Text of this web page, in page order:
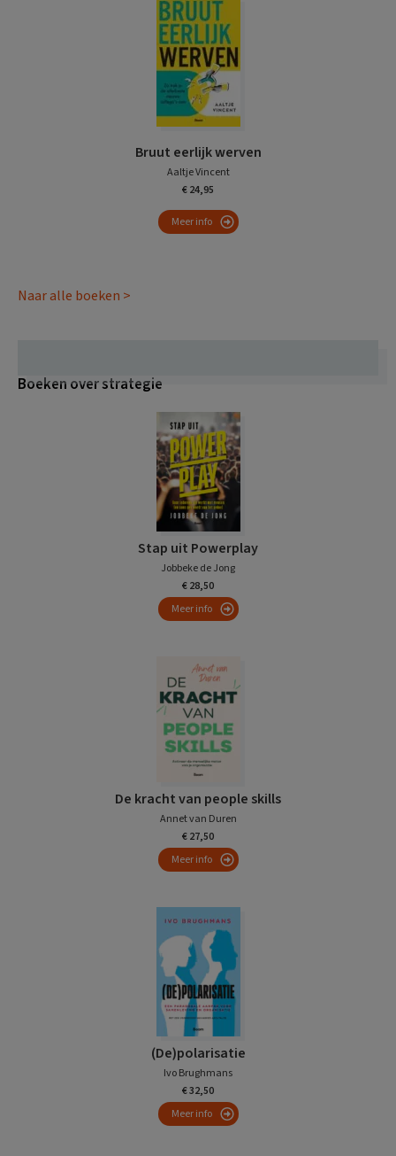
Bruut eerlijk werven
Aaltje Vincent
€ 24,95
Meer info
Naar alle boeken >
Boeken over strategie
Stap uit Powerplay
Jobbeke de Jong
€ 28,50
Meer info
De kracht van people skills
Annet van Duren
€ 27,50
Meer info
(De)polarisatie
Ivo Brughmans
€ 32,50
Meer info